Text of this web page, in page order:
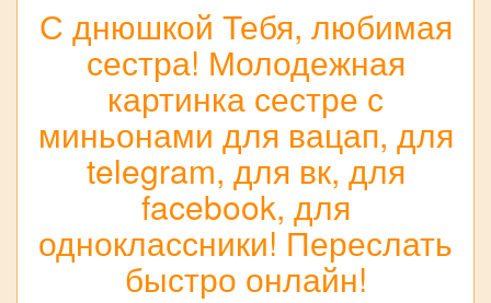
С днюшкой Тебя, любимая
сестра! Молодежная
картинка сестре с
миньонами для вацап, для
telegram, для вк, для
facebook, для
одноклассники! Переслать
быстро онлайн!